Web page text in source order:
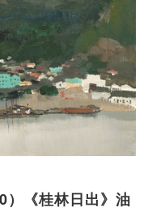
《桂林日出》油